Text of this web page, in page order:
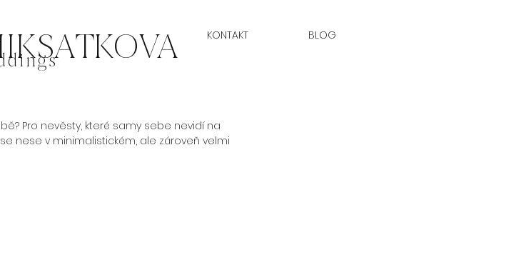
KONTAKT BLOG
Pro nevěsty, které samy sebe nevidí na
nese v minimalistickém, ale zároveň velmi